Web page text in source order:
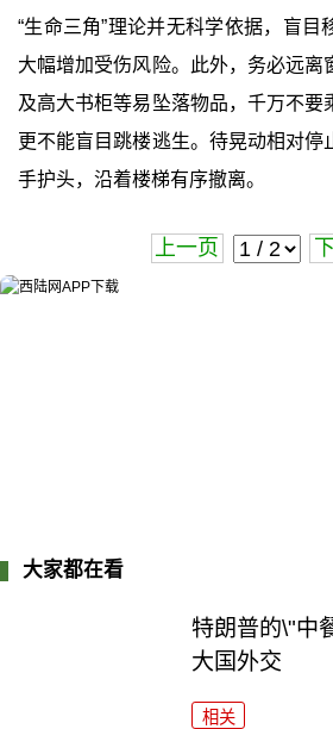
“生命三角”理论并无科学依据，盲目
大幅增加受伤风险。此外，务必远离
及高大书柜等易坠落物品，千万不要
更不能盲目跳楼逃生。待晃动相对停
手护头，沿着楼梯有序撤离。
上一页
大家都在看
特朗普的\"中
大国外交
相关